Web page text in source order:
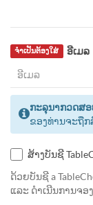
ອີເມລ
ຈຳເປັນຕ້ອງໃສ່
ກະລຸນາກວດສອ
ຂອງທ່ານຈະຖືກ
ສ້າງບັນຊີ
ດ້ວຍບັນຊີ a
ແລະ ດຳເນີນການຈອ